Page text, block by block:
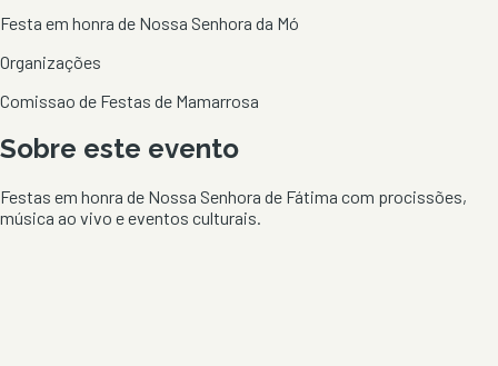
Festa em honra de Nossa Senhora da Mó
Organizações
Comissao de Festas de Mamarrosa
Sobre este evento
Festas em honra de Nossa Senhora de Fátima com procissões,
música ao vivo e eventos culturais.